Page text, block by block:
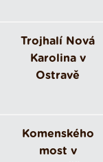
Trojhalí Nová
Karolina v
Ostravě
Komenského
most v